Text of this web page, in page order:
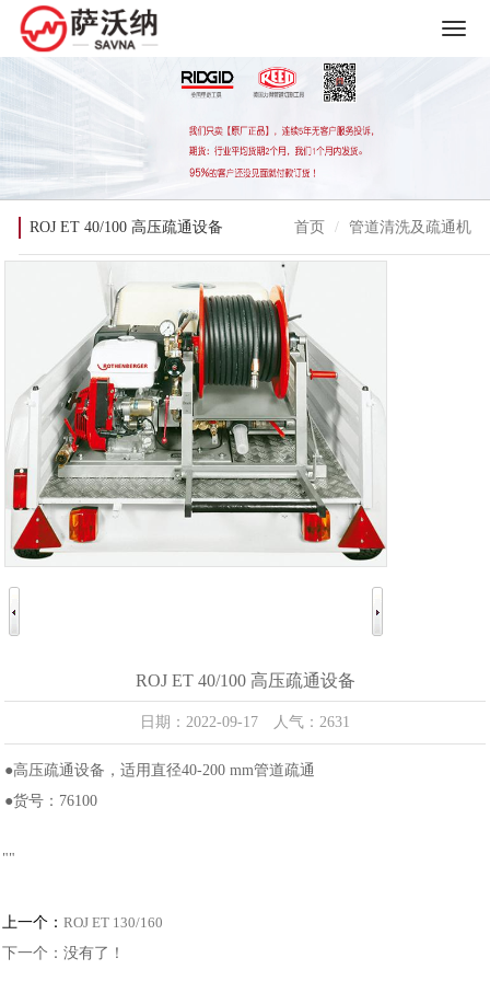
ROJ ET 40/100 高压疏通设备 首页 管道清洗及疏通机
ROJ ET 40/100 高压疏通设备
日期：2022-09-17 人气：2631
●高压疏通设备，适用直径40-200 mm管道疏通
●货号：76100
""
上一个： ROJ ET 130/160
下一个：没有了！